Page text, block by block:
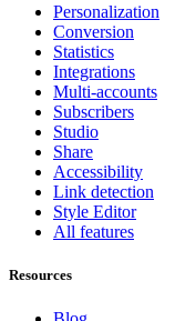
Personalization
Conversion
Statistics
Integrations
Multi-accounts
Subscribers
Studio
Share
Accessibility
Link detection
Style Editor
All features
Resources